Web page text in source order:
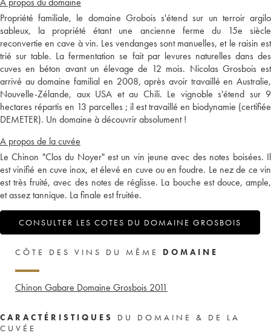
Propriété familiale, le domaine Grobois s'étend sur un terroir argilo
sableux, la propriété étant une ancienne ferme du 15e siècle
reconvertie en cave à vin. Les vendanges sont manuelles, et le raisin est
trié sur table. La fermentation se fait par levures naturelles dans des
cuves en béton avant un élevage de 12 mois. Nicolas Grosbois est
arrivé au domaine familial en 2008, après avoir travaillé en Australie,
Nouvelle-Zélande, aux USA et au Chili. Le vignoble s'étend sur 9
hectares répartis en 13 parcelles ; il est travaillé en biodynamie (certifiée
DEMETER). Un domaine à découvrir absolument !
A propos de la cuvée
Le Chinon "Clos du Noyer" est un vin jeune avec des notes boisées. Il
est vinifié en cuve inox, et élevé en cuve ou en foudre. Le nez de ce vin
est très fruité, avec des notes de réglisse. La bouche est douce, ample,
et assez tannique. La finale est fruitée.
CONSULTER LES COTES DU DOMAINE GROSBOIS
CÔTE DES VINS DU MÊME DOMAINE
Chinon Gabare Domaine Grosbois 2011
CARACTÉRISTIQUES
DU DOMAINE & DE LA
CUVÉE